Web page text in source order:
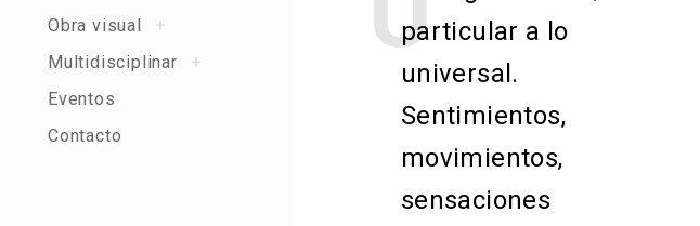
Obra visual
toggle
child
+
Multidisciplinar
toggle
child
+
Eventos
Contacto
particular a lo
universal.
Sentimientos,
movimientos,
sensaciones